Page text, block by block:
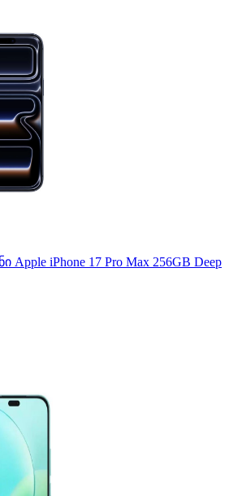
iPhone 17 Pro Max 256GB Deep